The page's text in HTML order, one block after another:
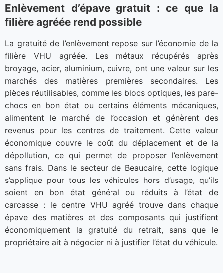
Enlèvement d’épave gratuit : ce que la
filière agréée rend possible
La gratuité de l’enlèvement repose sur l’économie de la
filière VHU agréée. Les métaux récupérés après
broyage, acier, aluminium, cuivre, ont une valeur sur les
marchés des matières premières secondaires. Les
pièces réutilisables, comme les blocs optiques, les pare-
chocs en bon état ou certains éléments mécaniques,
alimentent le marché de l’occasion et génèrent des
revenus pour les centres de traitement. Cette valeur
économique couvre le coût du déplacement et de la
dépollution, ce qui permet de proposer l’enlèvement
sans frais. Dans le secteur de Beaucaire, cette logique
s’applique pour tous les véhicules hors d’usage, qu’ils
soient en bon état général ou réduits à l’état de
carcasse : le centre VHU agréé trouve dans chaque
épave des matières et des composants qui justifient
économiquement la gratuité du retrait, sans que le
propriétaire ait à négocier ni à justifier l’état du véhicule.